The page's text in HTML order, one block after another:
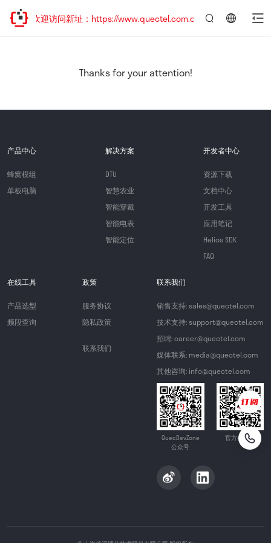
迁移，欢迎访问新址：https://www.quectel.com.cn
Thanks for your attention!
产品中心
蜂窝模组
单板电脑
解决方案
DTU
智慧农业
智能穿戴
智能电表
智能定位
开发者中心
资源下载
文档中心
开发工具
应用笔记
Helios SDK
FAQ
在线工具
产品选型
频段查询
政策
服务协议
隐私政策
联系我们
联系我们
销售支持: sales@quectel.com
技术支持: support@quectel.com
招聘: career@quectel.com
媒体联系: media@quectel.com
其他咨询: info@quectel.com
QuecDevZone
公众号
官方公众号